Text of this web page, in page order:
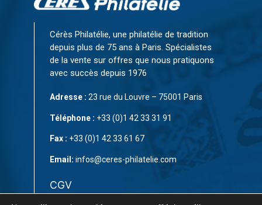
Cérès Philatélie, une philatélie de tradition
depuis plus de 75 ans à Paris. Spécialistes
de la vente sur offres que nous pratiquons
avec succès depuis 1976
Adresse : 23 rue du Louvre – 75001 Paris
Téléphone : +33 (0)1 42 33 31 91
Fax : +33 (0)1 42 33 61 67
Email: infos@ceres-philatelie.com
CGV